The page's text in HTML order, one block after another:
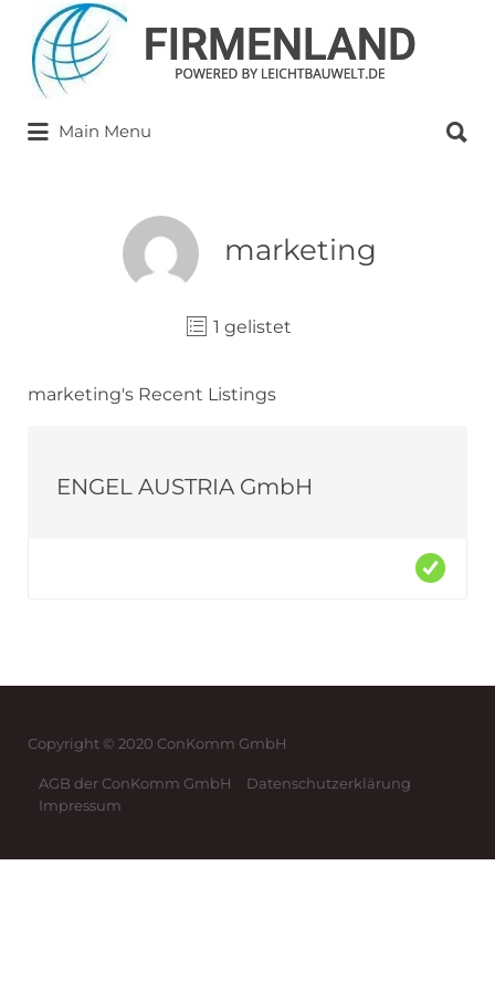
Suchen
nach:
Main Menu
nach:
marketing
1 gelistet
marketing's Recent Listings
ENGEL AUSTRIA GmbH
Copyright © 2020 ConKomm GmbH
AGB der ConKomm GmbH
Datenschutzerklärung
Impressum